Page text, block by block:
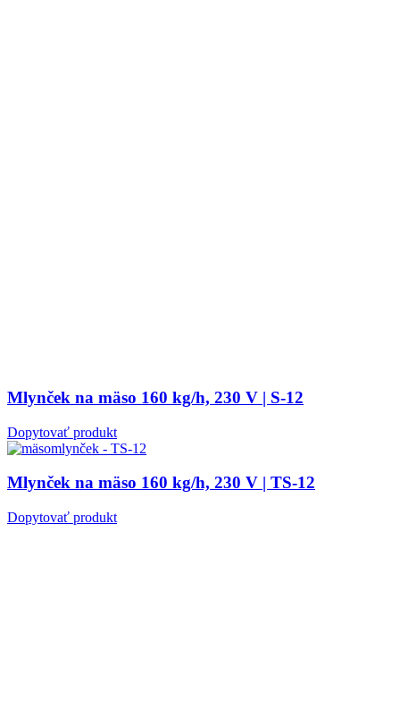
Mlynček na mäso 160 kg/h, 230 V | S-12
Dopytovať produkt
Mlynček na mäso 160 kg/h, 230 V | TS-12
Dopytovať produkt